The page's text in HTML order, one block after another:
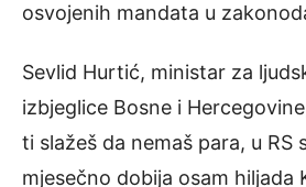
osvojenih mandata u
Sevlid Hurtić, ministar za
izbjeglice Bosne i
ti slažeš da nemaš para, u RS
mjesečno dobija osam hiljada